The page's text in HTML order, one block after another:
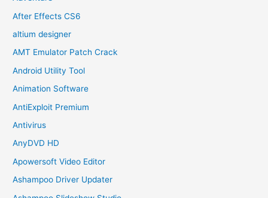
After Effects CS6
altium designer
AMT Emulator Patch Crack
Android Utility Tool
Animation Software
AntiExploit Premium
Antivirus
AnyDVD HD
Apowersoft Video Editor
Ashampoo Driver Updater